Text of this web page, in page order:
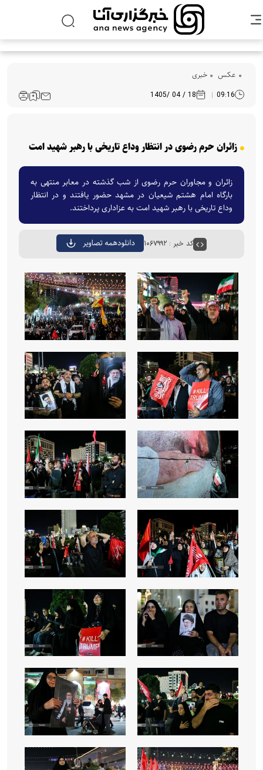
عکس خبری
09:16
18 / 04 /1405
زائران حرم رضوی در انتظار وداع تاریخی با رهبر شهید امت
زائران و مجاوران حرم رضوی از شب گذشته در معابر منتهی به
بارگاه امام هشتم شیعیان در مشهد حضور یافتند و در انتظار
وداع تاریخی با رهبر شهید امت به عزاداری پرداختند.
کد خبر : ۱۰۶۷۹۹۲